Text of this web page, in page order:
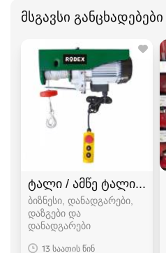
მსგავსი განცხადებები
ტალი / ამწე ტალი /
ბიზნესი, დანადგარები,
დაზგები და
დანადგარები
13 საათის წინ